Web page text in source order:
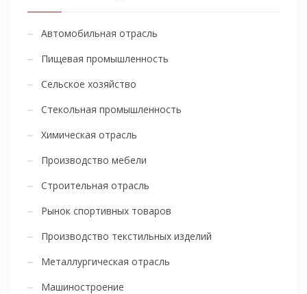
Автомобильная отрасль
Пищевая промышленность
Сельское хозяйство
Стекольная промышленность
Химическая отрасль
Производство мебели
Строительная отрасль
Рынок спортивных товаров
Производство текстильных изделий
Металлургическая отрасль
Машиностроение